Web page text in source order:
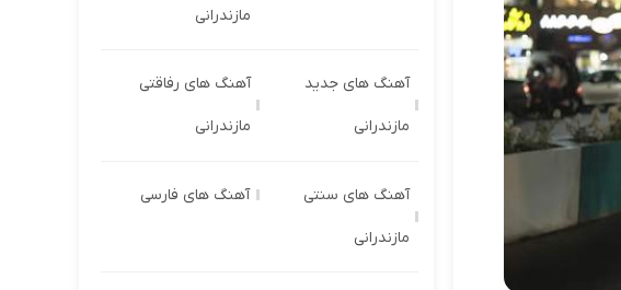
مازندرانی
آهنگ های جدید
مازندرانی
آهنگ های رفاقتی
مازندرانی
آهنگ های سنتی
مازندرانی
آهنگ های فارسی